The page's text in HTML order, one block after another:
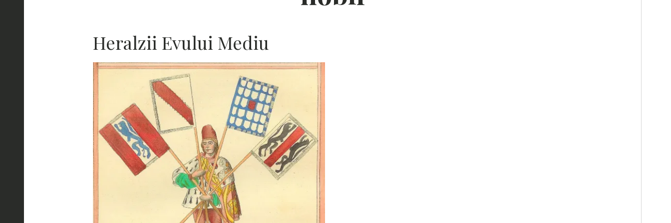
Heralzii Evului Mediu
I